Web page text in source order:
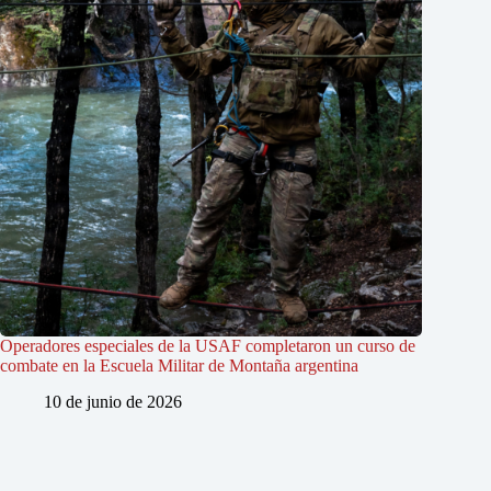
Operadores especiales de la USAF completaron un curso de
combate en la Escuela Militar de Montaña argentina
10 de junio de 2026